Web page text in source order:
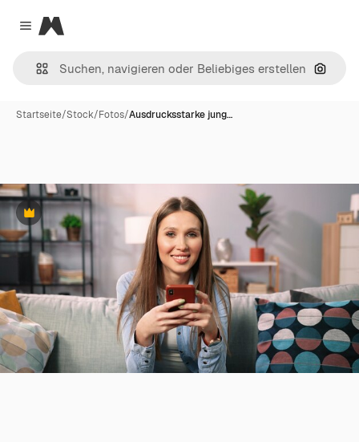
Close menu
Magnific
Nach
Startseite/Stock/Fotos/Ausdrucksstarke jung…
Premium